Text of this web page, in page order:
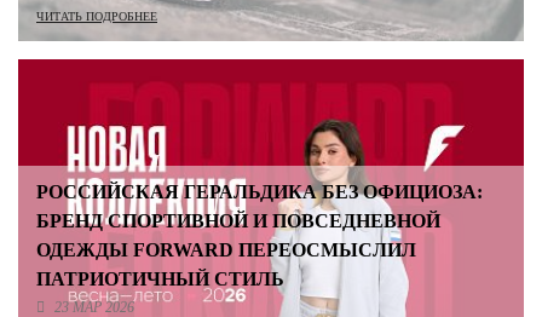
ЧИТАТЬ ПОДРОБНЕЕ
РОССИЙСКАЯ ГЕРАЛЬДИКА БЕЗ ОФИЦИОЗА:
БРЕНД СПОРТИВНОЙ И ПОВСЕДНЕВНОЙ
ОДЕЖДЫ FORWARD ПЕРЕОСМЫСЛИЛ
ПАТРИОТИЧНЫЙ СТИЛЬ
23 МАР 2026